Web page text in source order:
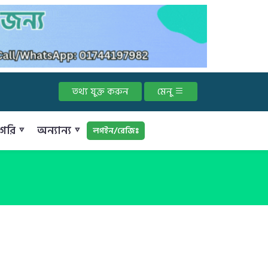
তথ্য যুক্ত করুন মেনু
▿ অন্যান্য ▿ লগইন/রেজিঃ